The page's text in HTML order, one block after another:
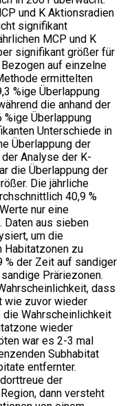
und K Aktionsradien
signifikant
MCP und K
signifikant größer für
auf einzelne
ermittelten
%ige Überlappung
die anhand der
%ige Überlappung
Unterschiede in
Überlappung der
Analyse der K-
die Überlappung der
Die jährliche
40,9 %
nur eine
Daten aus sieben
um die
Habitatzonen zu
% der Zeit auf sandiger
Präriezonen.
dass
wie zuvor wieder
Wahrscheinlichkeit
wieder
war es 2-3 mal
Subhabitat
entfernter.
der
dann versteht